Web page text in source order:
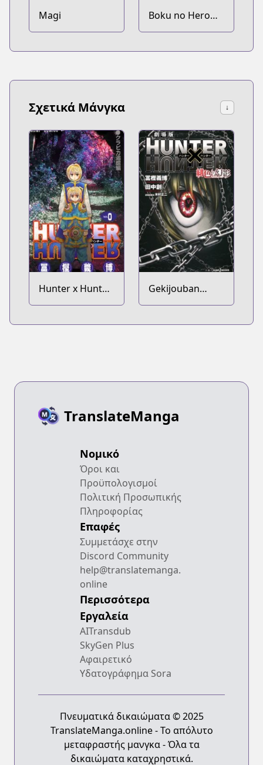
Magi
Boku no Hero
Academia
Σχετικά Μάνγκα ↓
Hunter x Hunter:
Kurapika
Gekijouban
Hunter x Hunter:
TranslateManga
Νομικό
Όροι και
Προϋπολογισμοί
Πολιτική Προσωπικής
Πληροφορίας
Επαφές
Συμμετάσχε στην
Discord Community
help@translatemanga.
online
Περισσότερα
Εργαλεία
AITransdub
SkyGen Plus
Αφαιρετικό
Υδατογράφημα Sora
Πνευματικά δικαιώματα © 2025
TranslateManga.online - Το απόλυτο
μεταφραστής μανγκα - Όλα τα
δικαιώματα καταχρηστικά.